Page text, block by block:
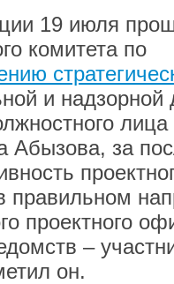
19 июля
комитета по
и надзорной
лица
за
правильном
проектного
–
он.